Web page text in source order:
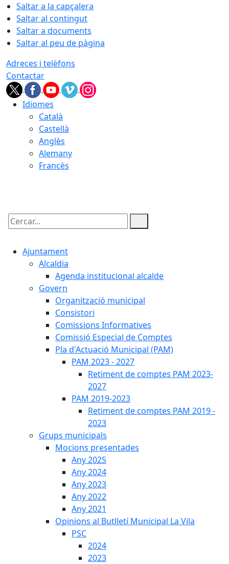
Saltar a la capçalera
Saltar al contingut
Saltar a documents
Saltar al peu de pàgina
Adreces i telèfons
Contactar
Idiomes
Català
Castellà
Anglès
Alemany
Francès
Cercar:
Ajuntament
Alcaldia
Agenda institucional alcalde
Govern
Organització municipal
Consistori
Comissions Informatives
Comissió Especial de Comptes
Pla d'Actuació Municipal (PAM)
PAM 2023 - 2027
Retiment de comptes PAM 2023-
2027
PAM 2019-2023
Retiment de comptes PAM 2019 -
2023
Grups municipals
Mocions presentades
Any 2025
Any 2024
Any 2023
Any 2022
Any 2021
Opinions al Butlletí Municipal La Vila
PSC
2024
2023